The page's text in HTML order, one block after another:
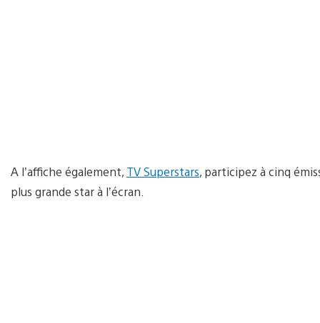
A l’affiche également, TV Superstars, participez à cinq
plus grande star à l’écran.